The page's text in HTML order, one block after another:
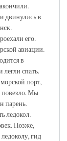
двинулись в
его.
авиации.
в
легли спать.
порт,
повезло. Мы
парень.
ледокол.
Позже,
гид